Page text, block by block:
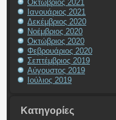
Οκτώβριος 2021
Ιανουάριος 2021
Δεκέμβριος 2020
Νοέμβριος 2020
Οκτώβριος 2020
Φεβρουάριος 2020
Σεπτέμβριος 2019
Αύγουστος 2019
Ιούλιος 2019
Kατηγορίες